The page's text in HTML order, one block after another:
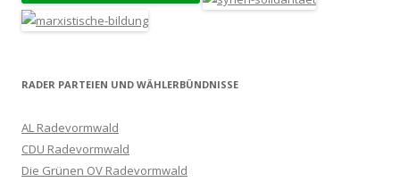
RADER PARTEIEN UND WÄHLERBÜNDNISSE
AL Radevormwald
CDU Radevormwald
Die Grünen OV Radevormwald